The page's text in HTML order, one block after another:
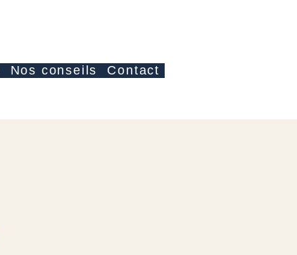
Nos conseils Contact